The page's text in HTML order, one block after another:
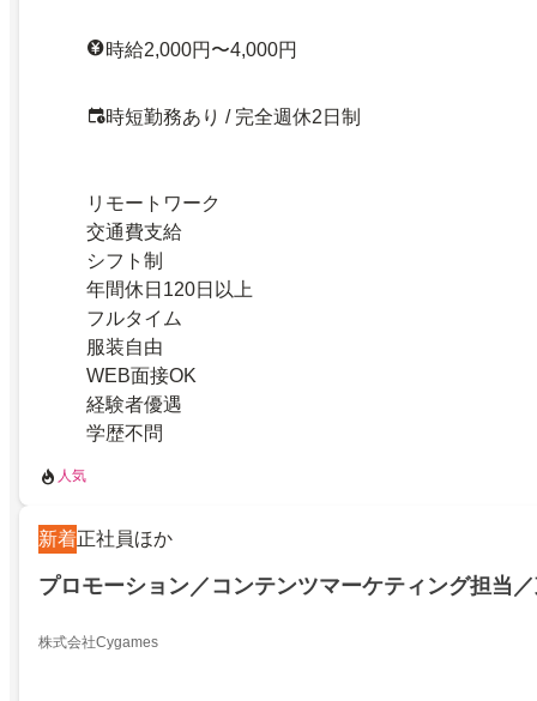
時給2,000円〜4,000円
時短勤務あり / 完全週休2日制
リモートワーク
交通費支給
シフト制
年間休日120日以上
フルタイム
服装自由
WEB面接OK
経験者優遇
学歴不問
人気
新着正社員ほか
プロモーション／コンテンツマーケティング担当
株式会社Cygames